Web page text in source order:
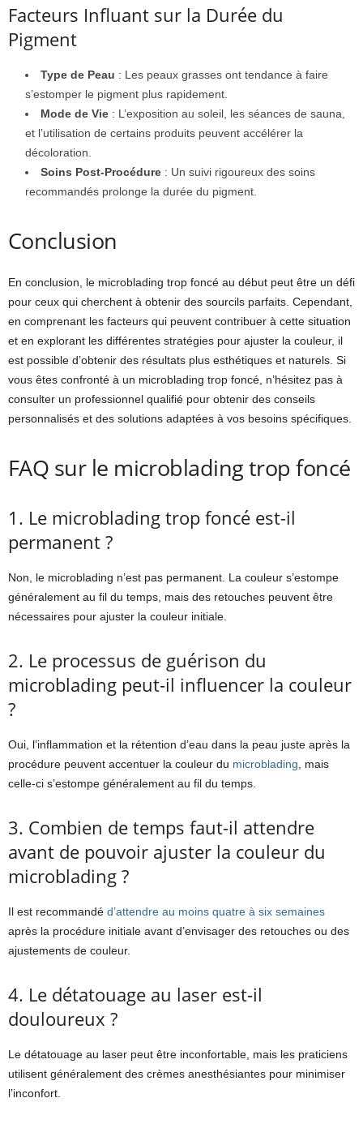
Facteurs Influant sur la Durée du
Pigment
Type de Peau : Les peaux grasses ont tendance à faire
s’estomper le pigment plus rapidement.
Mode de Vie : L’exposition au soleil, les séances de sauna,
et l’utilisation de certains produits peuvent accélérer la
décoloration.
Soins Post-Procédure : Un suivi rigoureux des soins
recommandés prolonge la durée du pigment.
Conclusion
En conclusion, le microblading trop foncé au début peut être un défi
pour ceux qui cherchent à obtenir des sourcils parfaits. Cependant,
en comprenant les facteurs qui peuvent contribuer à cette situation
et en explorant les différentes stratégies pour ajuster la couleur, il
est possible d’obtenir des résultats plus esthétiques et naturels. Si
vous êtes confronté à un microblading trop foncé, n’hésitez pas à
consulter un professionnel qualifié pour obtenir des conseils
personnalisés et des solutions adaptées à vos besoins spécifiques.
FAQ sur le microblading trop foncé
1. Le microblading trop foncé est-il
permanent ?
Non, le microblading n’est pas permanent. La couleur s’estompe
généralement au fil du temps, mais des retouches peuvent être
nécessaires pour ajuster la couleur initiale.
2. Le processus de guérison du
microblading peut-il influencer la couleur
?
Oui, l’inflammation et la rétention d’eau dans la peau juste après la
procédure peuvent accentuer la couleur du microblading, mais
celle-ci s’estompe généralement au fil du temps.
3. Combien de temps faut-il attendre
avant de pouvoir ajuster la couleur du
microblading ?
Il est recommandé d’attendre au moins quatre à six semaines
après la procédure initiale avant d’envisager des retouches ou des
ajustements de couleur.
4. Le détatouage au laser est-il
douloureux ?
Le détatouage au laser peut être inconfortable, mais les praticiens
utilisent généralement des crèmes anesthésiantes pour minimiser
l’inconfort.